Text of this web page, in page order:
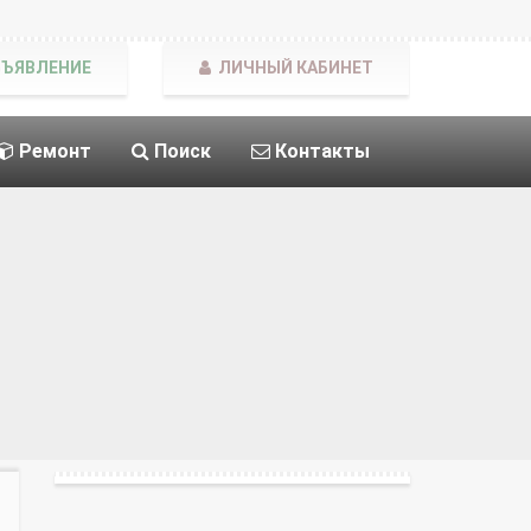
Ремонт Поиск Контакты
ЛИЧНЫЙ КАБИНЕТ